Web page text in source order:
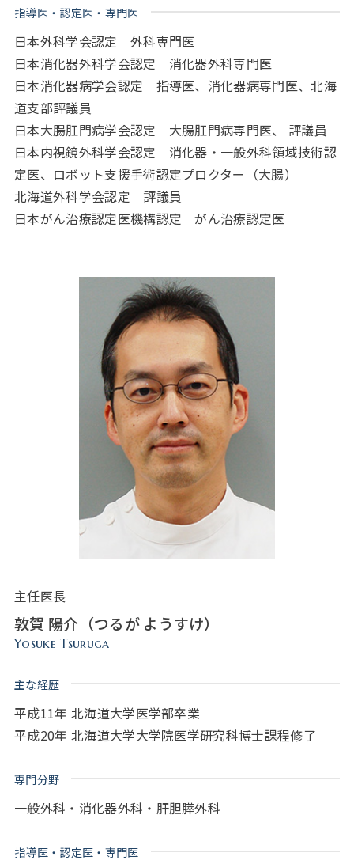
指導医・認定医・専門医
日本外科学会認定 外科専門医
日本消化器外科学会認定 消化器外科専門医
日本消化器病学会認定 指導医、消化器病専門医、北海
道支部評議員
日本大腸肛門病学会認定 大腸肛門病専門医、 評議員
日本内視鏡外科学会認定 消化器・一般外科領域技術認
定医、ロボット支援手術認定プロクター（大腸）
北海道外科学会認定 評議員
日本がん治療認定医機構認定 がん治療認定医
主任医長
敦賀 陽介（つるが ようすけ）
Yosuke Tsuruga
主な経歴
平成11年 北海道大学医学部卒業
平成20年 北海道大学大学院医学研究科博士課程修了
専門分野
一般外科・消化器外科・肝胆膵外科
指導医・認定医・専門医